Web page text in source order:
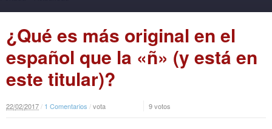
¿Qué es más original en el
español que la «ñ» (y está en
este titular)?
22/02/2017/ 1 Comentarios /vota 9 votos